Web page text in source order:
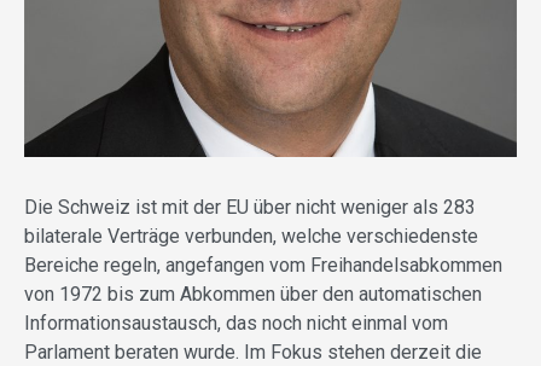
Die Schweiz ist mit der EU über nicht weniger als 283
bilaterale Verträge verbunden, welche verschiedenste
Bereiche regeln, angefangen vom Freihandelsabkommen
von 1972 bis zum Abkommen über den automatischen
Informationsaustausch, das noch nicht einmal vom
Parlament beraten wurde. Im Fokus stehen derzeit die